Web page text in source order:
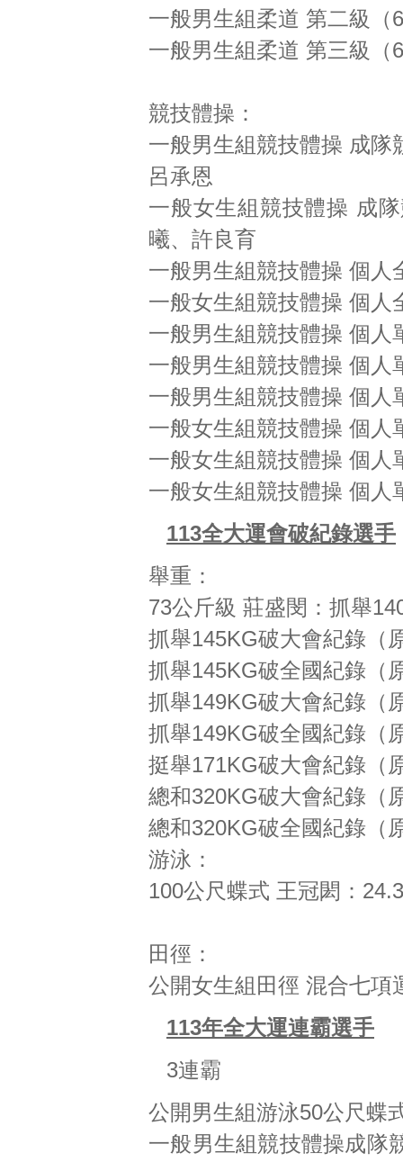
一般男生組柔道 第二級（
一般男生組柔道 第三級（
競技體操：
一般男生組競技體操 成隊
呂承恩
一般女生組競技體操 成
曦、許良育
一般男生組競技體操 個人
一般女生組競技體操 個人
一般男生組競技體操 個人
一般男生組競技體操 個人
一般男生組競技體操 個人
一般女生組競技體操 個人
一般女生組競技體操 個人
一般女生組競技體操 個人
113全大運會破紀錄選手
舉重：
73公斤級 莊盛閔：抓舉
抓舉145KG破大會紀錄（
抓舉145KG破全國紀錄（
抓舉149KG破大會紀錄（
抓舉149KG破全國紀錄（
挺舉171KG破大會紀錄（
總和320KG破大會紀錄（
總和320KG破全國紀錄（
游泳：
100公尺蝶式 王冠閎：
田徑：
公開女生組田徑 混合七項
113年全大運連霸選手
3連霸
公開男生組游泳50公尺蝶
一般男生組競技體操成隊